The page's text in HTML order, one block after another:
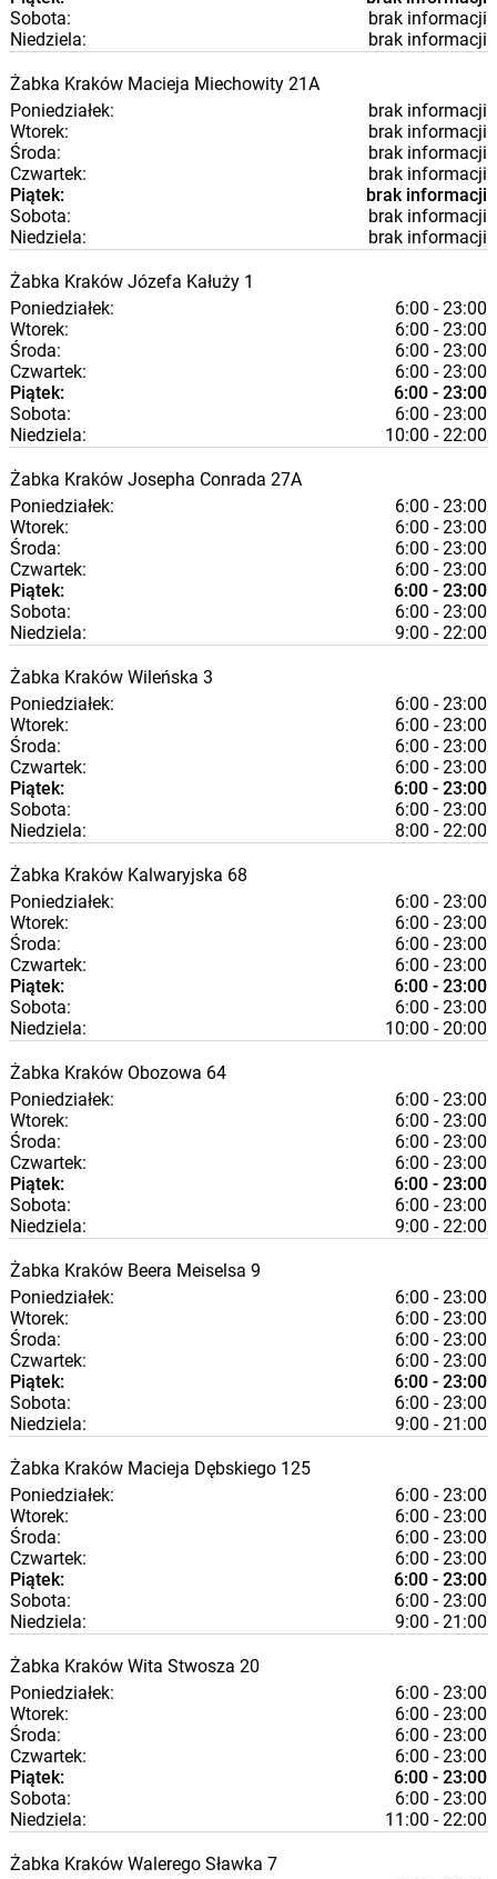
Sobota:
brak informacji
Niedziela:
brak informacji
Żabka Kraków Macieja Miechowity 21A
Poniedziałek:
brak informacji
Wtorek:
brak informacji
Środa:
brak informacji
Czwartek:
brak informacji
Piątek:
brak informacji
Sobota:
brak informacji
Niedziela:
brak informacji
Żabka Kraków Józefa Kałuży 1
Poniedziałek:
6:00 - 23:00
Wtorek:
6:00 - 23:00
Środa:
6:00 - 23:00
Czwartek:
6:00 - 23:00
Piątek:
6:00 - 23:00
Sobota:
6:00 - 23:00
Niedziela:
10:00 - 22:00
Żabka Kraków Josepha Conrada 27A
Poniedziałek:
6:00 - 23:00
Wtorek:
6:00 - 23:00
Środa:
6:00 - 23:00
Czwartek:
6:00 - 23:00
Piątek:
6:00 - 23:00
Sobota:
6:00 - 23:00
Niedziela:
9:00 - 22:00
Żabka Kraków Wileńska 3
Poniedziałek:
6:00 - 23:00
Wtorek:
6:00 - 23:00
Środa:
6:00 - 23:00
Czwartek:
6:00 - 23:00
Piątek:
6:00 - 23:00
Sobota:
6:00 - 23:00
Niedziela:
8:00 - 22:00
Żabka Kraków Kalwaryjska 68
Poniedziałek:
6:00 - 23:00
Wtorek:
6:00 - 23:00
Środa:
6:00 - 23:00
Czwartek:
6:00 - 23:00
Piątek:
6:00 - 23:00
Sobota:
6:00 - 23:00
Niedziela:
10:00 - 20:00
Żabka Kraków Obozowa 64
Poniedziałek:
6:00 - 23:00
Wtorek:
6:00 - 23:00
Środa:
6:00 - 23:00
Czwartek:
6:00 - 23:00
Piątek:
6:00 - 23:00
Sobota:
6:00 - 23:00
Niedziela:
9:00 - 22:00
Żabka Kraków Beera Meiselsa 9
Poniedziałek:
6:00 - 23:00
Wtorek:
6:00 - 23:00
Środa:
6:00 - 23:00
Czwartek:
6:00 - 23:00
Piątek:
6:00 - 23:00
Sobota:
6:00 - 23:00
Niedziela:
9:00 - 21:00
Żabka Kraków Macieja Dębskiego 125
Poniedziałek:
6:00 - 23:00
Wtorek:
6:00 - 23:00
Środa:
6:00 - 23:00
Czwartek:
6:00 - 23:00
Piątek:
6:00 - 23:00
Sobota:
6:00 - 23:00
Niedziela:
9:00 - 21:00
Żabka Kraków Wita Stwosza 20
Poniedziałek:
6:00 - 23:00
Wtorek:
6:00 - 23:00
Środa:
6:00 - 23:00
Czwartek:
6:00 - 23:00
Piątek:
6:00 - 23:00
Sobota:
6:00 - 23:00
Niedziela:
11:00 - 22:00
Żabka Kraków Walerego Sławka 7